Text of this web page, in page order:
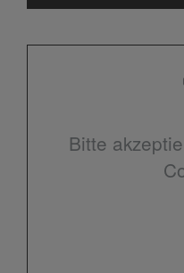
Bitte